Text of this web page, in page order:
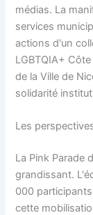
médias. La
services
actions d'un
LGBTQIA+
de la Ville de
solidarité
Les
La Pink Parade
grandissant.
000
cette